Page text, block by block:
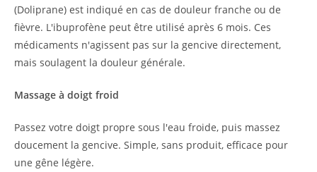
(Doliprane) est indiqué en cas de douleur franche ou de
fièvre. L'ibuprofène peut être utilisé après 6 mois. Ces
médicaments n'agissent pas sur la gencive directement,
mais soulagent la douleur générale.
Massage à doigt froid
Passez votre doigt propre sous l'eau froide, puis massez
doucement la gencive. Simple, sans produit, efficace pour
une gêne légère.